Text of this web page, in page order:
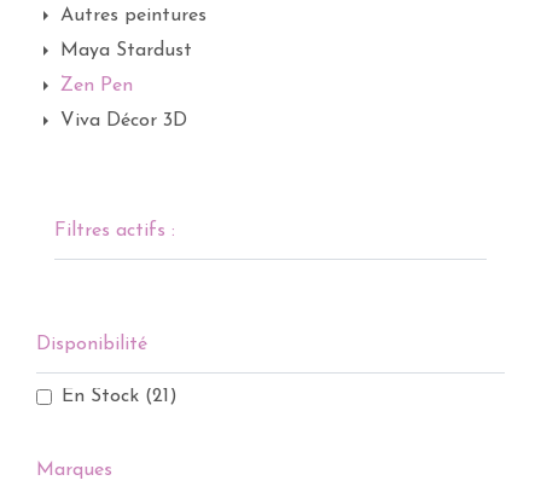
Autres peintures
Maya Stardust
Zen Pen
Viva Décor 3D
Filtres actifs :
Disponibilité
En Stock (21)
Marques